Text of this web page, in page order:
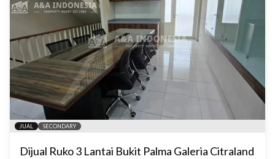
JUAL SECONDARY
Dijual Ruko 3 Lantai Bukit Palma Galeria Citraland